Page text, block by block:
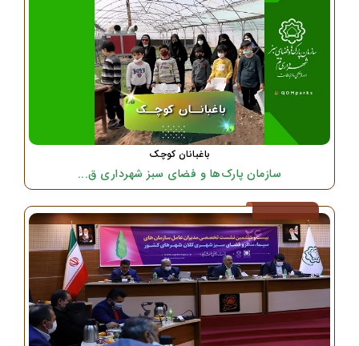
باغبانان کوچک
سازمان پارک‌ها و فضای سبز شهرداری ق...